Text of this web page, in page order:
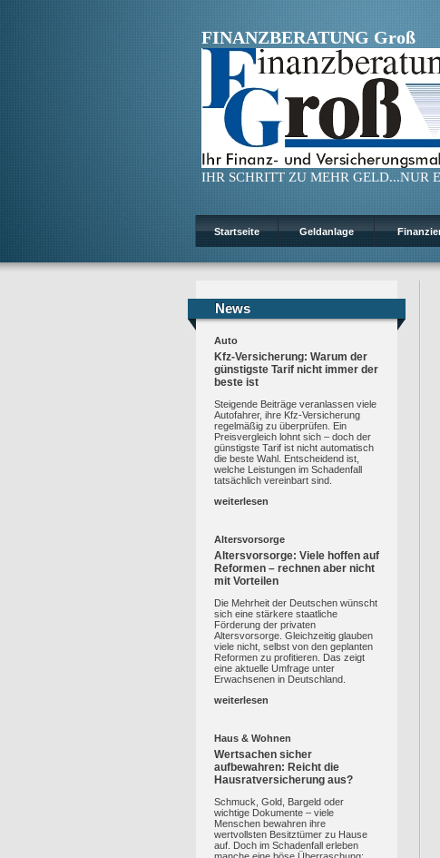
FINANZBERATUNG Groß
IHR SCHRITT ZU MEHR GELD...NUR
Startseite Geldanlage
News
News
Auto
Kfz-Versicherung: Warum der
günstigste Tarif nicht immer der
beste ist
Steigende Beiträge veranlassen viele
Autofahrer, ihre Kfz-Versicherung
regelmäßig zu überprüfen. Ein
Preisvergleich lohnt sich – doch der
günstigste Tarif ist nicht automatisch
die beste Wahl. Entscheidend ist,
welche Leistungen im Schadenfall
tatsächlich vereinbart sind.
weiterlesen
Altersvorsorge
Altersvorsorge: Viele hoffen auf
Reformen – rechnen aber nicht
mit Vorteilen
Die Mehrheit der Deutschen wünscht
sich eine stärkere staatliche
Förderung der privaten
Altersvorsorge. Gleichzeitig glauben
viele nicht, selbst von den geplanten
Reformen zu profitieren. Das zeigt
eine aktuelle Umfrage unter
Erwachsenen in Deutschland.
weiterlesen
Haus & Wohnen
Wertsachen sicher
aufbewahren: Reicht die
Hausratversicherung aus?
Schmuck, Gold, Bargeld oder
wichtige Dokumente – viele
Menschen bewahren ihre
wertvollsten Besitztümer zu Hause
auf. Doch im Schadenfall erleben